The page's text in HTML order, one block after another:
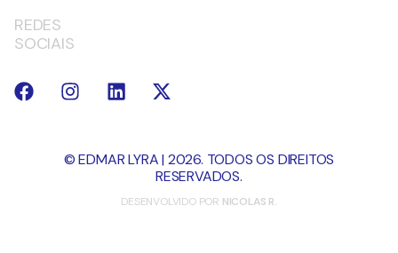
REDES
SOCIAIS
© EDMAR LYRA | 2026. TODOS OS DIREITOS
RESERVADOS.
DESENVOLVIDO POR NICOLAS R.